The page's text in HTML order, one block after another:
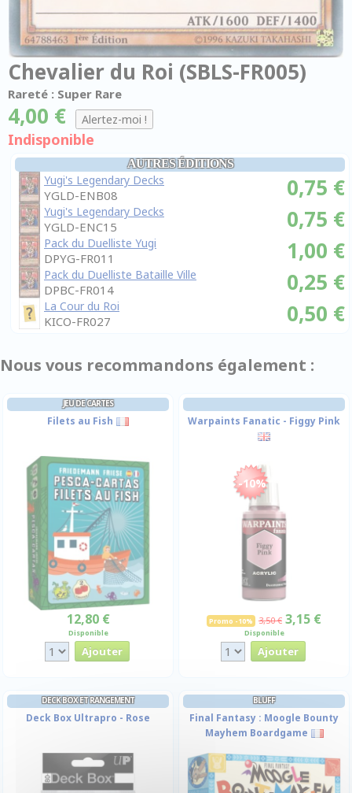
Chevalier du Roi (SBLS-FR005)
Rareté : Super Rare
4,00 €
Indisponible
AUTRES ÉDITIONS
Yugi's Legendary Decks
YGLD-ENB08 0,75 €
Yugi's Legendary Decks
YGLD-ENC15 0,75 €
Pack du Duelliste Yugi
DPYG-FR011 1,00 €
Pack du Duelliste Bataille Ville
DPBC-FR014 0,25 €
La Cour du Roi
KICO-FR027 0,50 €
Nous vous recommandons également :
JEU DE CARTES
Filets au Fish
12,80 €
Disponible
Warpaints Fanatic - Figgy Pink
-10%
Promo -10% 3,50 € 3,15 €
Disponible
DECK BOX ET RANGEMENT
Deck Box Ultrapro - Rose
BLUFF
Final Fantasy : Moogle Bounty
Mayhem Boardgame